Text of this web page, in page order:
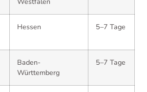
Hessen 5–7 Tage
Baden-
Württemberg
5–7 Tage